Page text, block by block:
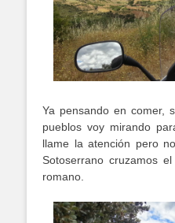
Ya pensando en comer,
pueblos voy mirando
llame la atención pero
Sotoserrano cruzamos
romano.